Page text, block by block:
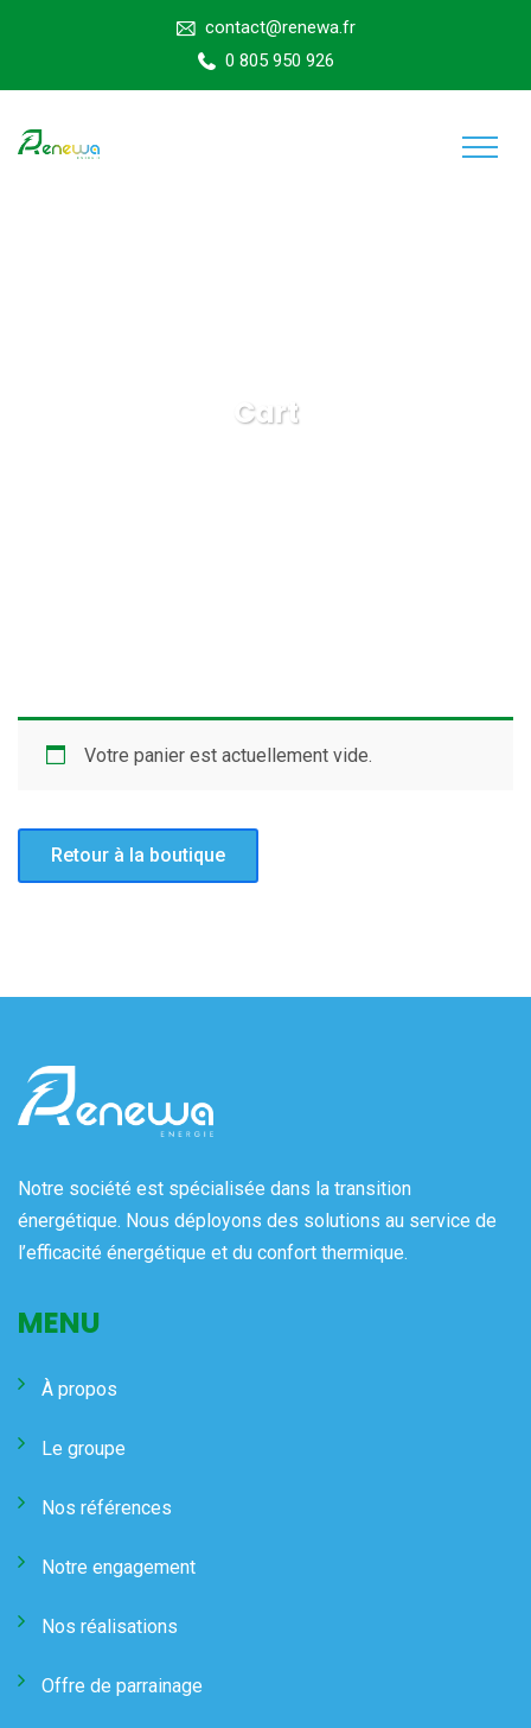
contact@renewa.fr
0 805 950 926
Cart
Votre panier est actuellement vide.
Retour à la boutique
Notre société est spécialisée dans la transition
énergétique. Nous déployons des solutions au service de
l’efficacité énergétique et du confort thermique.
MENU
À propos
Le groupe
Nos références
Notre engagement
Nos réalisations
Offre de parrainage